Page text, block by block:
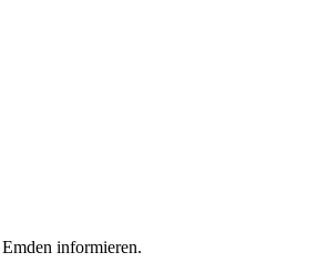
Emden informieren.